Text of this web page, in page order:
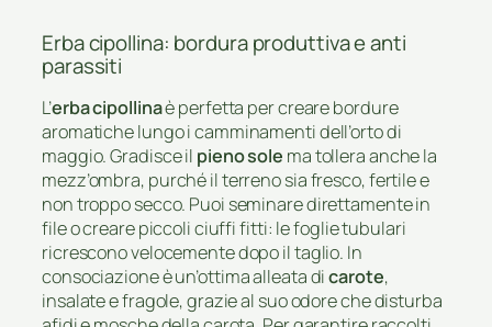
Erba cipollina: bordura produttiva e anti
parassiti
L’erba cipollinaè perfetta per creare bordure
aromatiche lungo i camminamenti dell’orto di
maggio. Gradisce il pieno sole ma tollera anche la
mezz’ombra, purché il terreno sia fresco, fertile e
non troppo secco. Puoi seminare direttamente in
file o creare piccoli ciuffi fitti: le foglie tubulari
ricrescono velocemente dopo il taglio. In
consociazione è un’ottima alleata dicarote,
insalate e fragole, grazie al suo odore che disturba